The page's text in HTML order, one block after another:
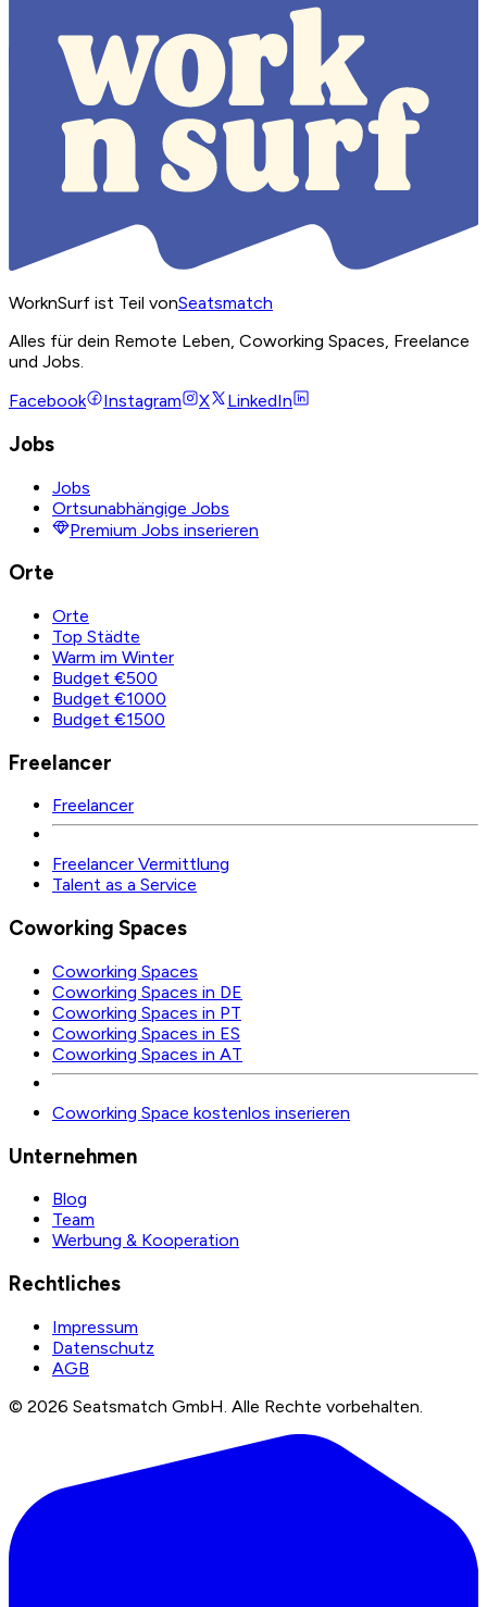
WorknSurf ist Teil vonSeatsmatch
Alles für dein Remote Leben, Coworking Spaces, Freelance
und Jobs.
Facebook
Instagram X LinkedIn
Jobs
Jobs
Ortsunabhängige Jobs
Premium Jobs inserieren
Orte
Orte
Top Städte
Warm im Winter
Budget €500
Budget €1000
Budget €1500
Freelancer
Freelancer
Freelancer Vermittlung
Talent as a Service
Coworking Spaces
Coworking Spaces
Coworking Spaces in DE
Coworking Spaces in PT
Coworking Spaces in ES
Coworking Spaces in AT
Coworking Space kostenlos inserieren
Unternehmen
Blog
Team
Werbung & Kooperation
Rechtliches
Impressum
Datenschutz
AGB
© 2026 Seatsmatch GmbH. Alle Rechte vorbehalten.